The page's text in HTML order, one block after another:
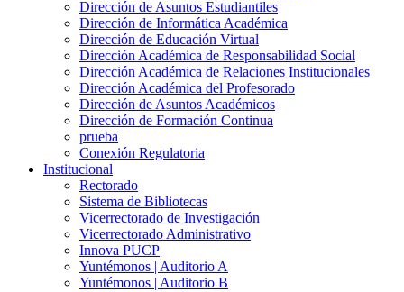
Dirección de Asuntos Estudiantiles
Dirección de Informática Académica
Dirección de Educación Virtual
Dirección Académica de Responsabilidad Social
Dirección Académica de Relaciones Institucionales
Dirección Académica del Profesorado
Dirección de Asuntos Académicos
Dirección de Formación Continua
prueba
Conexión Regulatoria
Institucional
Rectorado
Sistema de Bibliotecas
Vicerrectorado de Investigación
Vicerrectorado Administrativo
Innova PUCP
Yuntémonos | Auditorio A
Yuntémonos | Auditorio B